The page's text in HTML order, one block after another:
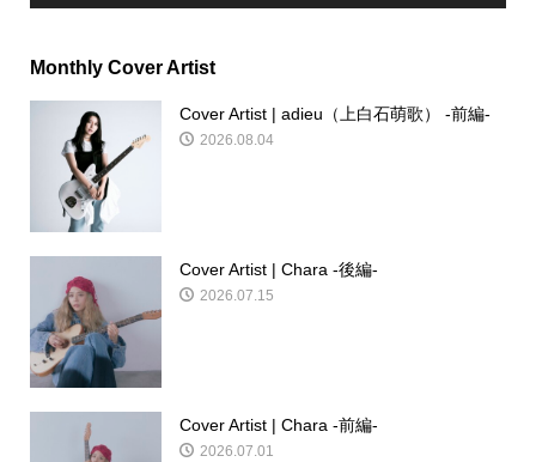
Monthly Cover Artist
Cover Artist | adieu（上白石萌歌） -前編-
2026.08.04
Cover Artist | Chara -後編-
2026.07.15
Cover Artist | Chara -前編-
2026.07.01